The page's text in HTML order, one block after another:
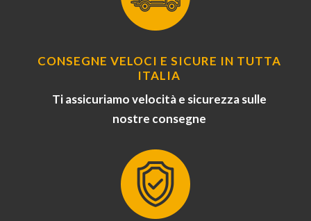
CONSEGNE VELOCI E SICURE IN TUTTA
ITALIA
Ti assicuriamo velocità e sicurezza sulle
nostre consegne